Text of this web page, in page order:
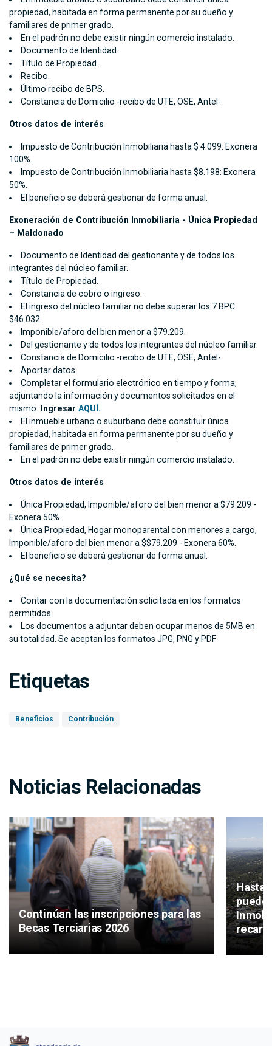
propiedad, habitada en forma permanente por su dueño y
familiares de primer grado.
En el padrón no debe existir ningún comercio instalado.
Documento de Identidad.
Título de Propiedad.
Recibo.
Último recibo de BPS.
Constancia de Domicilio -recibo de UTE, OSE, Antel-.
Otros datos de interés
Impuesto de Contribución Inmobiliaria hasta $ 4.099: Exonera
100%.
Impuesto de Contribución Inmobiliaria hasta $8.198: Exonera
50%.
El beneficio se deberá gestionar de forma anual.
Exoneración de Contribución Inmobiliaria - Única Propiedad
– Maldonado
Documento de Identidad del gestionante y de todos los
integrantes del núcleo familiar.
Título de Propiedad.
Constancia de cobro o ingreso.
El ingreso del núcleo familiar no debe superar los 7 BPC
$46.032.
Imponible/aforo del bien menor a $79.209.
Del gestionante y de todos los integrantes del núcleo familiar.
Constancia de Domicilio -recibo de UTE, OSE, Antel-.
Aportar datos.
Completar el formulario electrónico en tiempo y forma,
adjuntando la información y documentos solicitados en el
mismo. Ingresar AQUÍ.
El inmueble urbano o suburbano debe constituir única
propiedad, habitada en forma permanente por su dueño y
familiares de primer grado.
En el padrón no debe existir ningún comercio instalado.
Otros datos de interés
Única Propiedad, Imponible/aforo del bien menor a $79.209 -
Exonera 50%.
Única Propiedad, Hogar monoparental con menores a cargo,
Imponible/aforo del bien menor a $$79.209 - Exonera 60%.
El beneficio se deberá gestionar de forma anual.
¿Qué se necesita?
Contar con la documentación solicitada en los formatos
permitidos.
Los documentos a adjuntar deben ocupar menos de 5MB en
su totalidad. Se aceptan los formatos JPG, PNG y PDF.
Etiquetas
Beneficios Contribución
Noticias Relacionadas
Continúan las inscripciones para las
Becas Terciarias 2026
Hasta
puede